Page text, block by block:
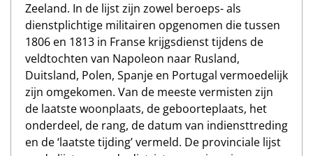
Zeeland. In de lijst zijn zowel beroeps- als
dienstplichtige militairen opgenomen die tussen
1806 en 1813 in Franse krijgsdienst tijdens de
veldtochten van Napoleon naar Rusland,
Duitsland, Polen, Spanje en Portugal vermoedelijk
zijn omgekomen. Van de meeste vermisten zijn
de laatste woonplaats, de geboorteplaats, het
onderdeel, de rang, de datum van indiensttreding
en de ‘laatste tijding’ vermeld. De provinciale lijst